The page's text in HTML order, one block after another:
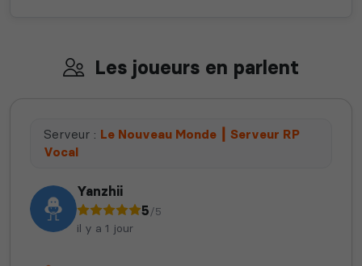
Les joueurs en parlent
Serveur : Le Nouveau Monde ┃ Serveur RP
Vocal
Yanzhii
5/5
il y a 1 jour